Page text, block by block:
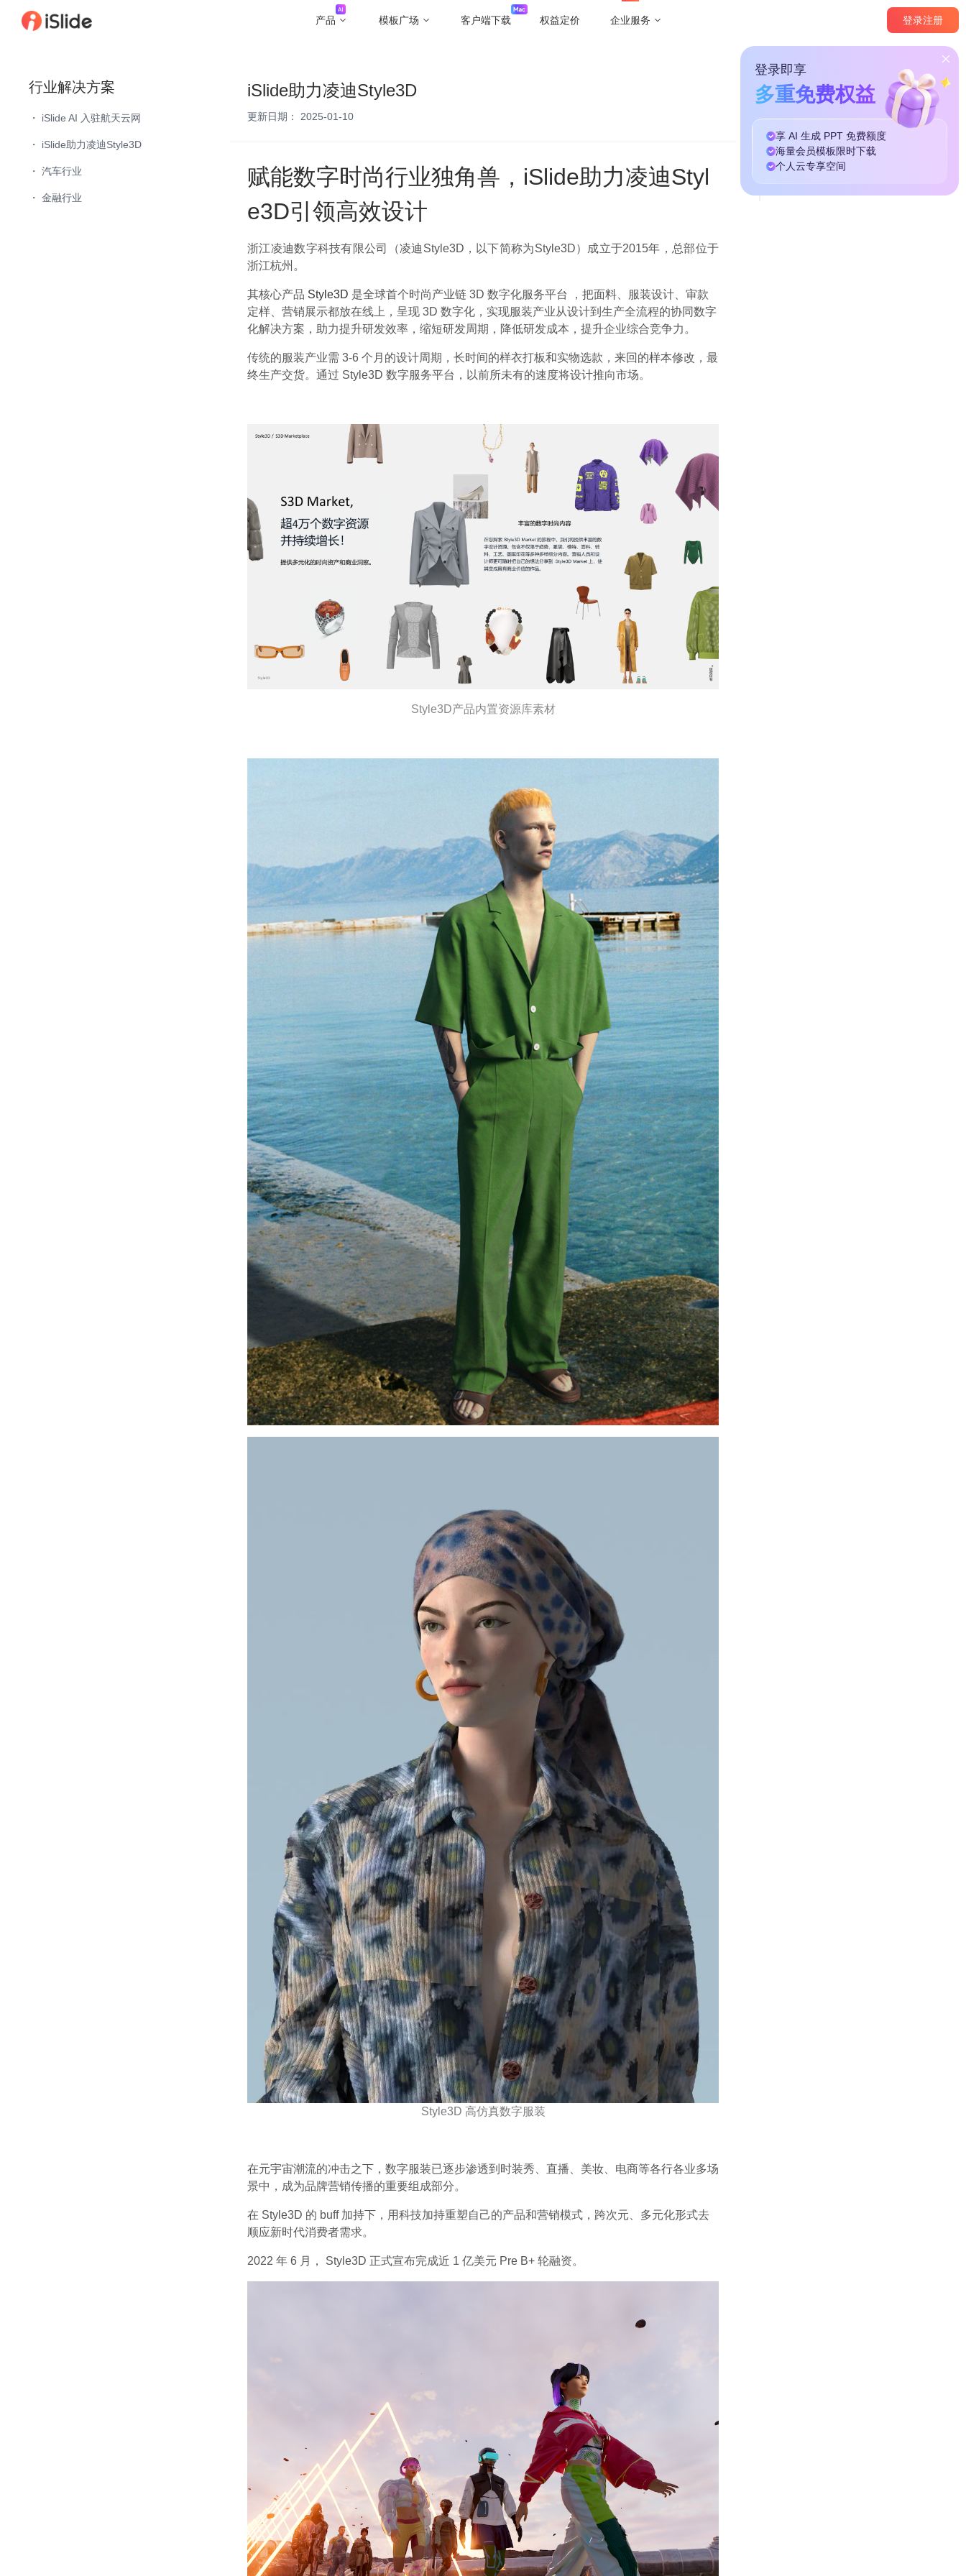
产品 模板广场 客户端下载 权益定价 企业服务 登录注册
登录即享
多重免费权益
享 AI 生成 PPT 免费额度
海量会员模板 限时下载
个人云专享空间
行业解决方案
・ iSlide AI 入驻航天云网
・ iSlide助力凌迪Style3D
・ 汽车行业
・ 金融行业
iSlide助力凌迪Style3D
更新日期： 2025-01-10
赋能数字时尚行业独角兽，iSlide助力凌迪Styl
e3D引领高效设计
浙江凌迪数字科技有限公司（凌迪Style3D，以下简称为Style3D）成立于2015年，总部位于
浙江杭州。
其核心产品 Style3D 是全球首个时尚产业链 3D 数字化服务平台 ，把面料、服装设计、审款
定样、营销展示都放在线上，呈现 3D 数字化，实现服装产业从设计到生产全流程的协同数字
化解决方案，助力提升研发效率，缩短研发周期，降低研发成本，提升企业综合竞争力。
传统的服装产业需 3-6 个月的设计周期，长时间的样衣打板和实物选款，来回的样本修改，最
终生产交货。通过 Style3D 数字服务平台，以前所未有的速度将设计推向市场。
Style3D产品内置资源库素材
Style3D 高仿真数字服装
在元宇宙潮流的冲击之下，数字服装已逐步渗透到时装秀、直播、美妆、电商等各行各业多场
景中，成为品牌营销传播的重要组成部分。
在 Style3D 的 buff 加持下，用科技加持重塑自己的产品和营销模式，跨次元、多元化形式去
顺应新时代消费者需求。
2022 年 6 月， Style3D 正式宣布完成近 1 亿美元 Pre B+ 轮融资。
本篇目录
赋能数字时尚行业独角兽，iSlide助力凌迪Style3D引领高效设计
iSlide x 凌迪Style3D合作
专属资源库
账号联合登录